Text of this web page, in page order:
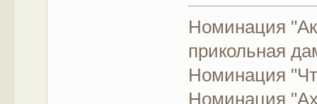
Номинация
прикольная
Номинация
Номинация